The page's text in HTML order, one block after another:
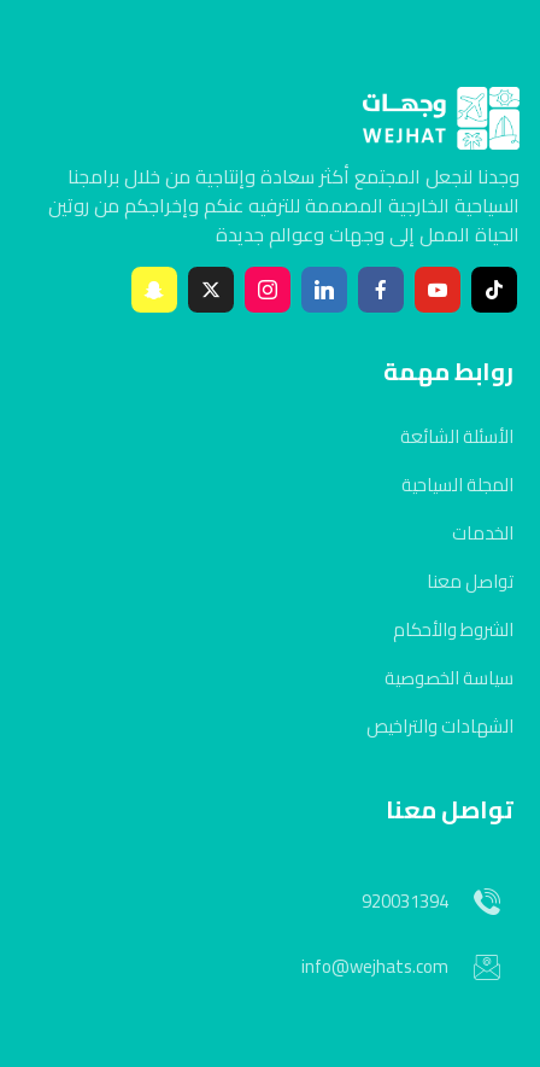
وجدنا لنجعل المجتمع أكثر سعادة وإنتاجية من خلال برامجنا
السياحية الخارجية المصممة للترفيه عنكم وإخراجكم من روتين
الحياة الممل إلى وجهات وعوالم جديدة
روابط مهمة
الأسئلة الشائعة
المجلة السياحية
الخدمات
تواصل معنا
الشروط والأحكام
سياسة الخصوصية
الشهادات والتراخيص
تواصل معنا
920031394
info@wejhats.com